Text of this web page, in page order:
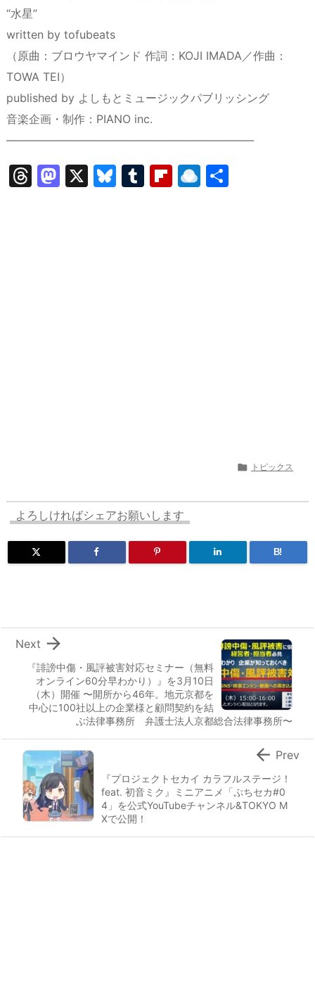
“水星”
written by tofubeats
（原曲：ブロウヤマインド 作詞：KOJI IMADA／作曲：
TOWA TEI）
published by よしもとミュージックパブリッシング
音楽企画・制作：PIANO inc.
――――――――――――――――――――――
T
M X
Bl T
Fl R
 トピックス
よろしければシェアお願いします
B!
『誹謗中傷・風評被害対応セミナー（無料
オンライン60分早わかり）』を3月10日
（木）開催 〜開所から46年。地元京都を
中心に100社以上の企業様と顧問契約を結
ぶ法律事務所 弁護士法人京都総合法律事務所〜

Next
『プロジェクトセカイ カラフルステージ！
feat. 初音ミク』ミニアニメ「ぷちセカ#0
4」を公式YouTubeチャンネル&TOKYO M
Xで公開！
 Prev